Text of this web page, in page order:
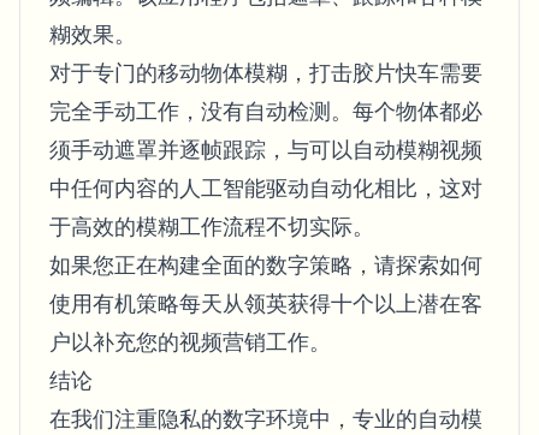
糊效果。
对于专门的移动物体模糊，打击胶片快车需要
完全手动工作，没有自动检测。每个物体都必
须手动遮罩并逐帧跟踪，与可以自动模糊视频
中任何内容的人工智能驱动自动化相比，这对
于高效的模糊工作流程不切实际。
如果您正在构建全面的数字策略，请探索如何
使用有机策略每天从领英获得十个以上潜在客
户以补充您的视频营销工作。
结论
在我们注重隐私的数字环境中，专业的自动模